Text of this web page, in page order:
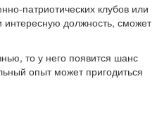
патриотических клубов или
должность, сможет
то у него появится шанс
опыт может пригодиться